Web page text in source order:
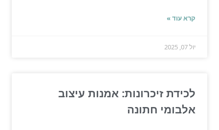
קרא עוד »
יול 07, 2025
לכידת זיכרונות: אמנות עיצוב
אלבומי חתונה